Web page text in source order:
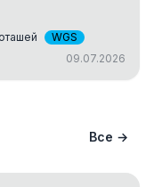
WGS
09.07.2026
Все →